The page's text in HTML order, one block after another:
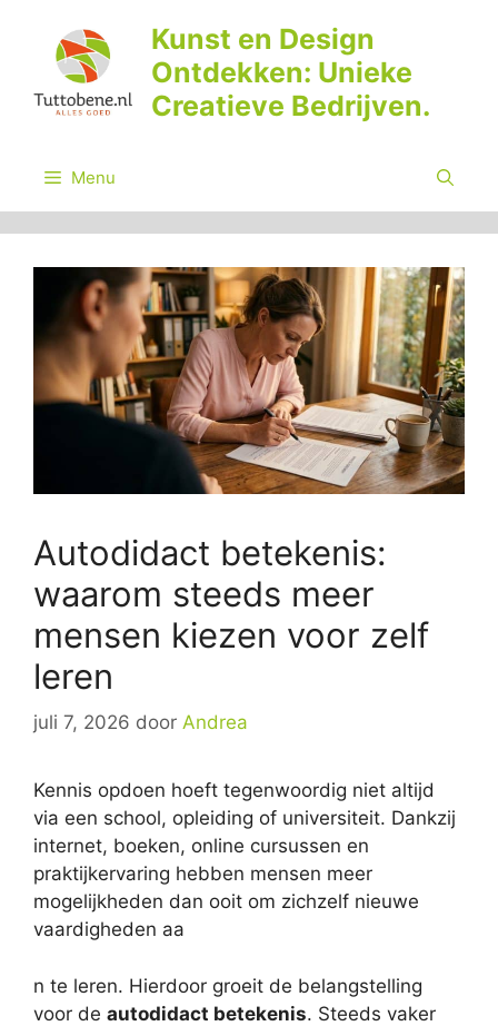
inhoud
Kunst en Design
Ontdekken: Unieke
Creatieve Bedrijven.
Menu
Autodidact betekenis:
waarom steeds meer
mensen kiezen voor zelf
leren
juli 7, 2026 door Andrea
Kennis opdoen hoeft tegenwoordig niet altijd
via een school, opleiding of universiteit. Dankzij
internet, boeken, online cursussen en
praktijkervaring hebben mensen meer
mogelijkheden dan ooit om zichzelf nieuwe
vaardigheden aa
n te leren. Hierdoor groeit de belangstelling
voor de autodidact betekenis. Steeds vaker